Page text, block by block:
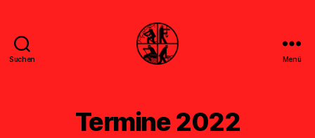
Suchen Menü
Termine 2022